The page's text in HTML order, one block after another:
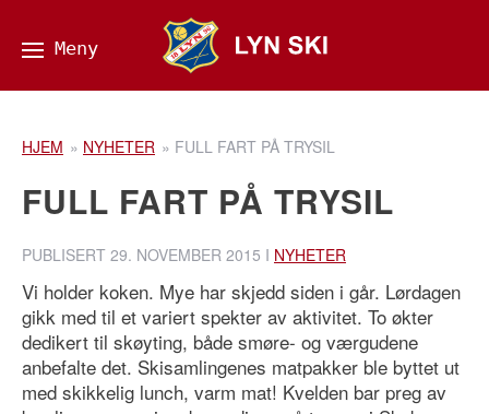
HJEM » NYHETER » FULL FART PÅ TRYSIL
FULL FART PÅ TRYSIL
PUBLISERT 29. NOVEMBER 2015 I NYHETER
Vi holder koken. Mye har skjedd siden i går. Lørdagen
gikk med til et variert spekter av aktivitet. To økter
dedikert til skøyting, både smøre- og værgudene
anbefalte det. Skisamlingenes matpakker ble byttet ut
med skikkelig lunch, varm mat! Kvelden bar preg av